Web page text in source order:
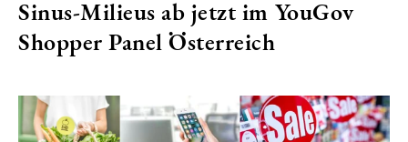
Sinus-Milieus ab jetzt im YouGov
Shopper Panel Österreich